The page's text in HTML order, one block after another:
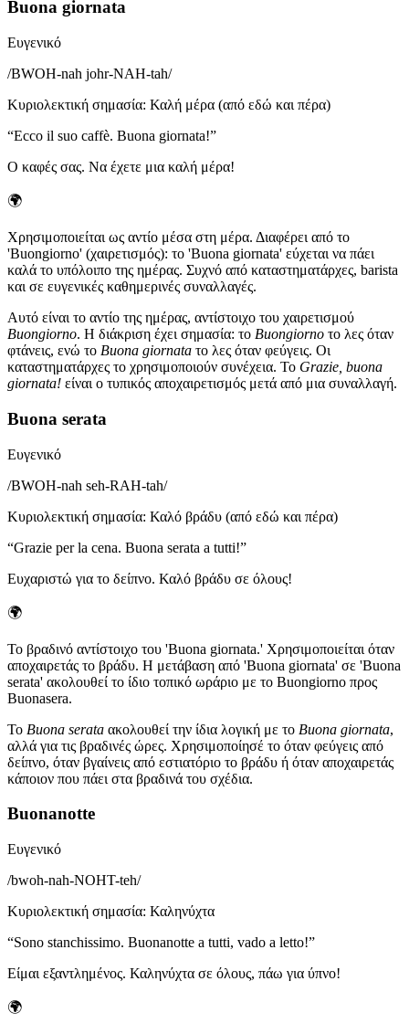
Buona giornata
Ευγενικό
/BWOH-nah johr-NAH-tah/
Κυριολεκτική σημασία: Καλή μέρα (από εδώ και πέρα)
“Ecco il suo caffè. Buona giornata!”
Ο καφές σας. Να έχετε μια καλή μέρα!
🌍
Χρησιμοποιείται ως αντίο μέσα στη μέρα. Διαφέρει από το
'Buongiorno' (χαιρετισμός): το 'Buona giornata' εύχεται να πάει
καλά το υπόλοιπο της ημέρας. Συχνό από καταστηματάρχες, barista
και σε ευγενικές καθημερινές συναλλαγές.
Αυτό είναι το αντίο της ημέρας, αντίστοιχο του χαιρετισμού
Buongiorno. Η διάκριση έχει σημασία: το Buongiorno το λες όταν
φτάνεις, ενώ το Buona giornata το λες όταν φεύγεις. Οι
καταστηματάρχες το χρησιμοποιούν συνέχεια. Το Grazie, buona
giornata! είναι ο τυπικός αποχαιρετισμός μετά από μια συναλλαγή.
Buona serata
Ευγενικό
/BWOH-nah seh-RAH-tah/
Κυριολεκτική σημασία: Καλό βράδυ (από εδώ και πέρα)
“Grazie per la cena. Buona serata a tutti!”
Ευχαριστώ για το δείπνο. Καλό βράδυ σε όλους!
🌍
Το βραδινό αντίστοιχο του 'Buona giornata.' Χρησιμοποιείται όταν
αποχαιρετάς το βράδυ. Η μετάβαση από 'Buona giornata' σε 'Buona
serata' ακολουθεί το ίδιο τοπικό ωράριο με το Buongiorno προς
Buonasera.
Το Buona serata ακολουθεί την ίδια λογική με το Buona giornata,
αλλά για τις βραδινές ώρες. Χρησιμοποίησέ το όταν φεύγεις από
δείπνο, όταν βγαίνεις από εστιατόριο το βράδυ ή όταν αποχαιρετάς
κάποιον που πάει στα βραδινά του σχέδια.
Buonanotte
Ευγενικό
/bwoh-nah-NOHT-teh/
Κυριολεκτική σημασία: Καληνύχτα
“Sono stanchissimo. Buonanotte a tutti, vado a letto!”
Είμαι εξαντλημένος. Καληνύχτα σε όλους, πάω για ύπνο!
🌍